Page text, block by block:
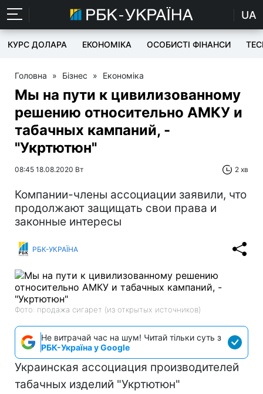
UA
КУРС ДОЛАРА ЕКОНОМІКА ОСОБИСТІ ФІНАНСИ
Головна » Бізнес » Економіка
Мы на пути к цивилизованному
решению относительно АМКУ и
табачных кампаний, -
"Укртютюн"
08:45 18.08.2020 Вт 2 хв
Компании-члены ассоциации заявили, что
продолжают защищать свои права и
законные интересы
РБК-УКРАЇНА
Фото: продажа сигарет (из открытых источников)
Не витрачай час на шум! Читай тільки суть з
РБК-Україна у Google
Украинская ассоциация производителей
табачных изделий "Укртютюн"